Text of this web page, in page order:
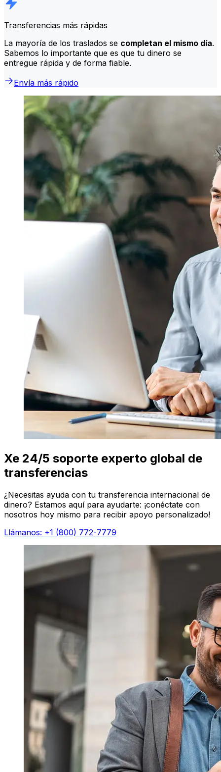
Transferencias más rápidas
La mayoría de los traslados se completan el mismo día.
Sabemos lo importante que es que tu dinero se
entregue rápida y de forma fiable.
Envía más rápido
Xe 24/5 soporte experto global de
transferencias
¿Necesitas ayuda con tu transferencia internacional de
dinero? Estamos aquí para ayudarte: ¡conéctate con
nosotros hoy mismo para recibir apoyo personalizado!
Llámanos: +1 (800) 772-7779